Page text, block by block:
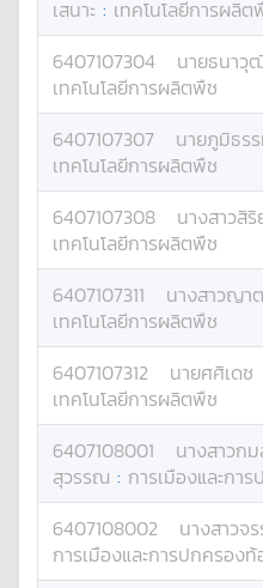
เสนาะ : เทคโนโลยีการผลิต
6407107304 นายธนาวุ
เทคโนโลยีการผลิตพืช
6407107307 นายภูมิธร
เทคโนโลยีการผลิตพืช
6407107308 นางสาวสิริ
เทคโนโลยีการผลิตพืช
6407107311 นางสาวญา
เทคโนโลยีการผลิตพืช
6407107312 นายศศิเดช
เทคโนโลยีการผลิตพืช
6407108001 นางสาวกม
สุวรรณ : การเมืองและกา
6407108002 นางสาวจ
การเมืองและการปกครอง